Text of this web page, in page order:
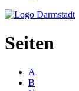
Seiten
A
B